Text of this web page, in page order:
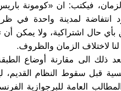
فيكتب: ان «كومونة
لمدينة واحدة في
بأي حال اشتراكية، ولا يمكن أن
لنا لاختلاف الزمان والظروف.
ذلك الى مقارنة أوضاع
قبل سقوط النظام